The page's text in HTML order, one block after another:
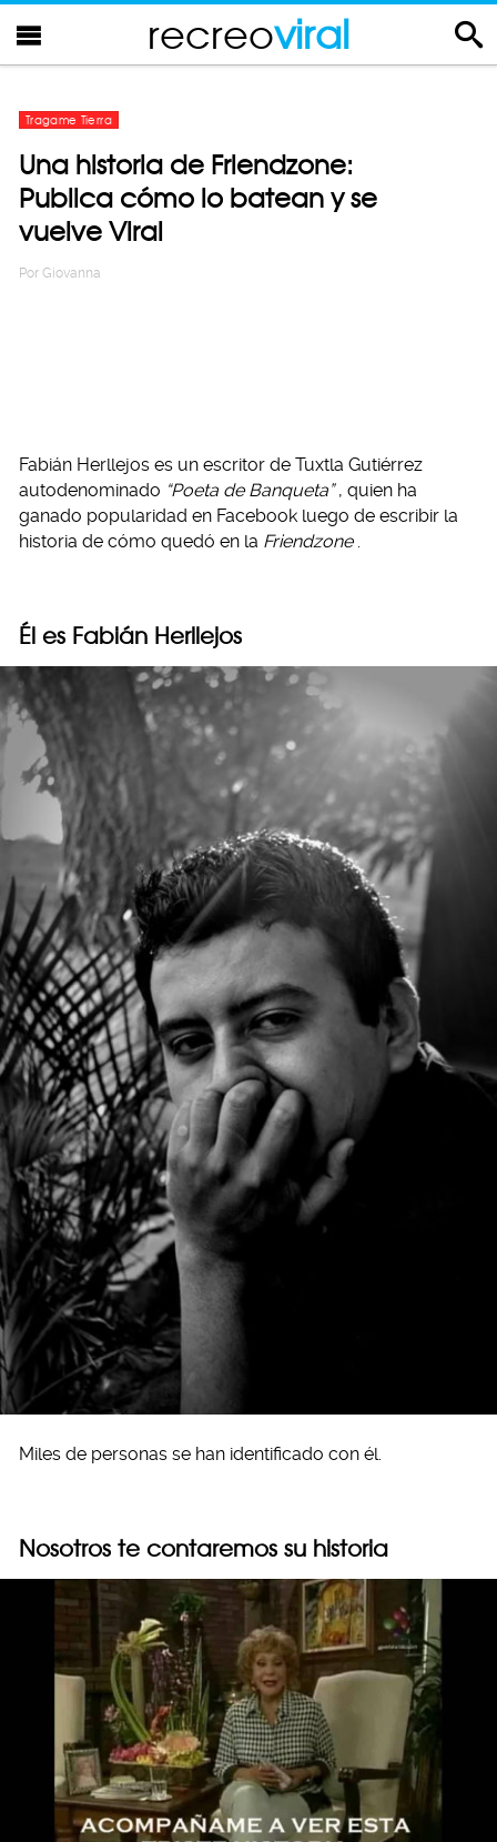
recreoviral
Tragame Tierra
Una historia de Friendzone:
Publica cómo lo batean y se
vuelve Viral
Por Giovanna
Fabián Herllejos es un escritor de Tuxtla Gutiérrez
autodenominado “Poeta de Banqueta” , quien ha
ganado popularidad en Facebook luego de escribir la
historia de cómo quedó en la Friendzone .
Él es Fabián Herllejos
Miles de personas se han identificado con él.
Nosotros te contaremos su historia